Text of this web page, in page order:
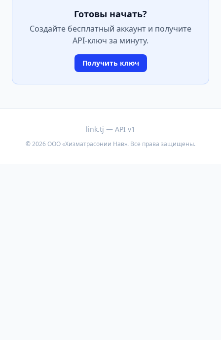
Готовы начать?
Создайте бесплатный аккаунт и получите
API-ключ за минуту.
Получить ключ
link.tj — API v1
©2026ООО «Хизматрасонии Нав». Все права защищены.